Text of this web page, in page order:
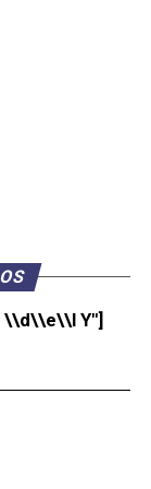
\\d\\e\\l Y"]